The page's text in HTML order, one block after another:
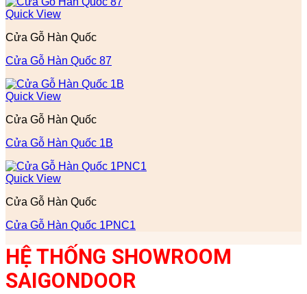
Quick View
Cửa Gỗ Hàn Quốc
Cửa Gỗ Hàn Quốc 87
Quick View
Cửa Gỗ Hàn Quốc
Cửa Gỗ Hàn Quốc 1B
Quick View
Cửa Gỗ Hàn Quốc
Cửa Gỗ Hàn Quốc 1PNC1
HỆ THỐNG SHOWROOM
SAIGONDOOR